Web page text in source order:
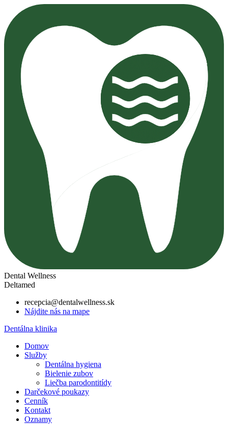
Preskočiť
obsah
Dental Wellness
Deltamed
recepcia@dentalwellness.sk
Nájdite nás na mape
Dentálna klinika
Domov
Služby
Dentálna hygiena
Bielenie zubov
Liečba parodontitídy
Darčekové poukazy
Cenník
Kontakt
Oznamy